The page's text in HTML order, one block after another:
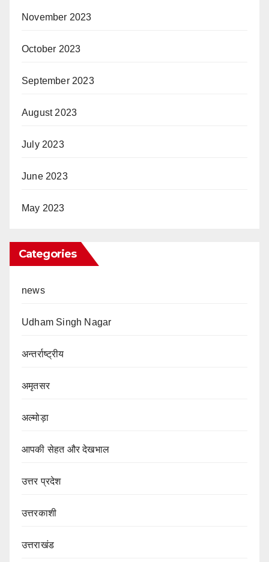
November 2023
October 2023
September 2023
August 2023
July 2023
June 2023
May 2023
Categories
news
Udham Singh Nagar
अन्तर्राष्ट्रीय
अमृतसर
अल्मोड़ा
आपकी सेहत और देखभाल
उत्तर प्रदेश
उत्तरकाशी
उत्तराखंड